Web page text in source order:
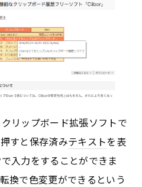
リップボード拡張ソフトで
すと保存済みテキストを表
入力をすることができま
換で色変更ができるという